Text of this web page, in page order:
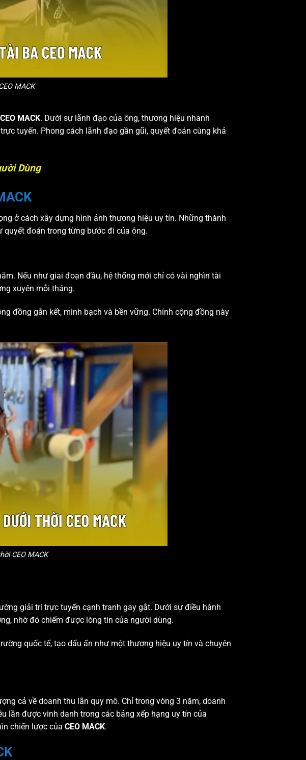
MACK
CEO MACK. Dưới sự lãnh đạo của ông, thương hiệu nhanh
tuyến. Phong cách lãnh đạo gần gũi, quyết đoán cùng khả
Dùng
ở cách xây dựng hình ảnh thương hiệu uy tín. Những thành
đoán trong từng bước đi của ông.
Nếu như giai đoạn đầu, hệ thống mới chỉ có vài nghìn tài
xuyên mỗi tháng.
đồng gắn kết, minh bạch và bền vững. Chính cộng đồng này
CEO MACK
giải trí trực tuyến cạnh tranh gay gắt. Dưới sự điều hành
nhờ đó chiếm được lòng tin của người dùng.
quốc tế, tạo dấu ấn như một thương hiệu uy tín và chuyên
cả về doanh thu lẫn quy mô. Chỉ trong vòng 3 năm, doanh
lần được vinh danh trong các bảng xếp hạng uy tín của
chiến lược của CEO MACK.